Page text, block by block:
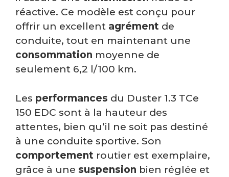
réactive. Ce modèle est conçu pour
offrir un excellent agrément de
conduite, tout en maintenant une
consommation moyenne de
seulement 6,2 l/100 km.
Les performances du Duster 1.3 TCe
150 EDC sont à la hauteur des
attentes, bien qu’il ne soit pas destiné
à une conduite sportive. Son
comportement routier est exemplaire,
grâce à une suspension bien réglée et